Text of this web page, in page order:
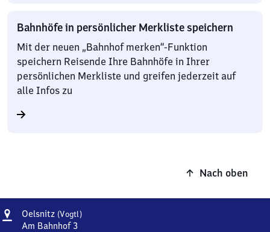
Bahnhöfe in persönlicher Merkliste speichern
Mit der neuen „Bahnhof merken“-Funktion
speichern Reisende Ihre Bahnhöfe in Ihrer
persönlichen Merkliste und greifen jederzeit auf
alle Infos zu
Nach oben
Adresse
Oelsnitz (Vogtl)Oelsnitz
Am Bahnhof 3